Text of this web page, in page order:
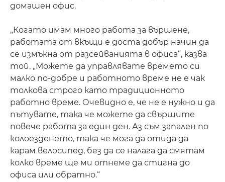
домашен офис.
„Когато имам много работа за вършене,
работата от вкъщи е доста добър начин да
се измъкна от разсейванията в офиса“, казва
той. „Можете да управлявате времето си
малко по-добре и работното време не е чак
толкова строго като традиционното
работно време. Очевидно е, че не е нужно и да
пътувате, така че можете да свършите
повече работа за един ден. Аз съм запален по
колоезденето, така че мога да отида да
карам велосипед, без да се налага да смятам
колко време ще ми отнеме да стигна до
офиса или обратно.“